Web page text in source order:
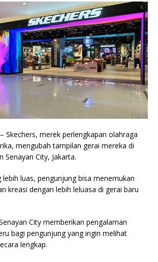
– Skechers, merek perlengkapan olahraga
mengubah tampilan gerai mereka di
Senayan City, Jakarta.
lebih luas, pengunjung bisa menemukan
kreasi dengan lebih leluasa di gerai baru
City memberikan pengalaman
bagi pengunjung yang ingin melihat
lengkap.